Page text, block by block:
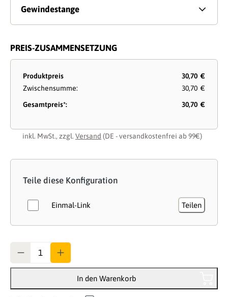
Gewindestange
PREIS-ZUSAMMENSETZUNG
Produktpreis
30,70 €
Zwischensumme:
30,70 €
Gesamtpreis*:
30,70 €
inkl. MwSt., zzgl. Versand (DE - versandkostenfrei ab 99€)
Teile diese Konfiguration
Einmal-Link Teilen
In den Warenkorb